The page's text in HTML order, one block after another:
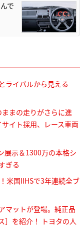
で
ライバルから見える
まの走りがさらに進
イト採用、レース車両
展示＆1300万の本格シ
ぎる
米国IIHSで3年連続全ブ
マットが登場。純正品
］を紹介！ トヨタの人